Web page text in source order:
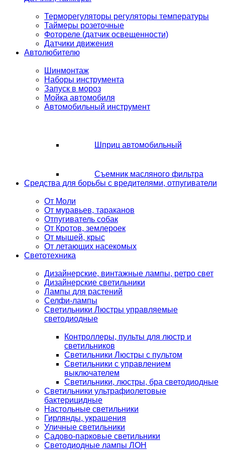
Терморегуляторы регуляторы температуры
Таймеры розеточные
Фотореле (датчик освещенности)
Датчики движения
Автолюбителю
Шинмонтаж
Наборы инструмента
Запуск в мороз
Мойка автомобиля
Автомобильный инструмент
Шприц автомобильный
Съемник масляного фильтра
Средства для борьбы с вредителями, отпугиватели
От Моли
От муравьев, тараканов
Отпугиватель собак
От Кротов, землероек
От мышей, крыс
От летающих насекомых
Светотехника
Дизайнерские, винтажные лампы, ретро свет
Дизайнерские светильники
Лампы для растений
Селфи-лампы
Светильники Люстры управляемые
светодиодные
Контроллеры, пульты для люстр и
светильников
Светильники Люстры с пультом
Светильники с управлением
выключателем
Светильники, люстры, бра светодиодные
Светильники ультрафиолетовые
бактерицидные
Настольные светильники
Гирлянды, украшения
Уличные светильники
Садово-парковые светильники
Светодиодные лампы ЛОН